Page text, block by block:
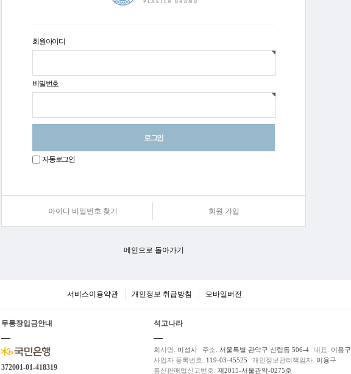
회원아이디
비밀번호
자동로그인
로
아이디 비밀번호 찾기 회원 가입
메인으로 돌아가기
서비스이용약관 개인정보 취급방침 모바일버전
무통장입금안내
372001-01-418319
석고나라
회사명. 미성사 주소. 서울특별 관악구 신림동 506-4 대표. 이용구
사업자 등록번호. 119-03-45525 개인정보관리책임자. 이용구
통신판매업신고번호. 제2015-서울관악-0275호